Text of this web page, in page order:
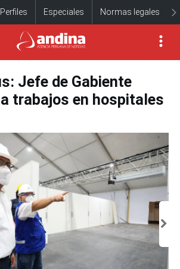
Perfiles Especiales Normas legales
Jefe de Gabiente
trabajos en hospitales